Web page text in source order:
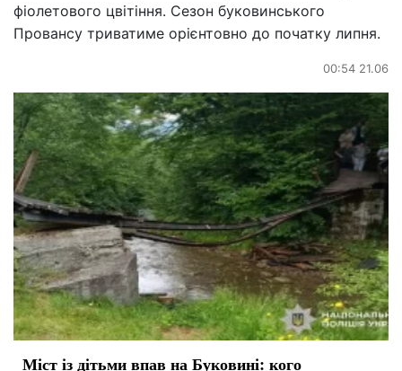
фіолетового цвітіння. Сезон буковинського
Провансу триватиме орієнтовно до початку липня.
00:54 21.06
Міст із дітьми впав на Буковині: кого